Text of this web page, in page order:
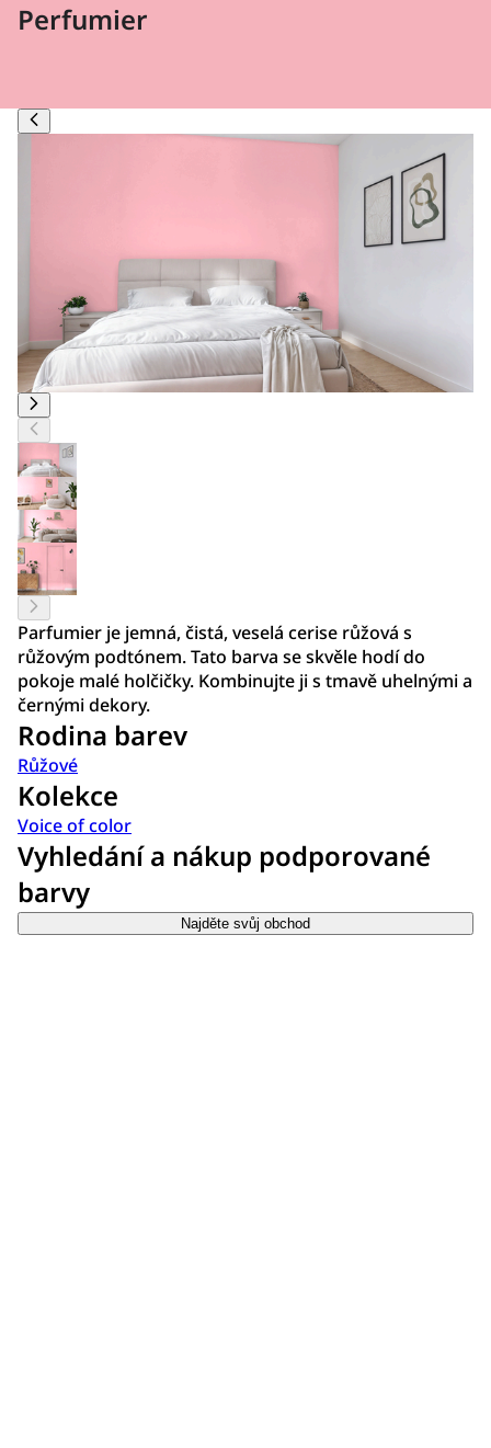
Perfumier
Parfumier je jemná, čistá, veselá cerise růžová s
růžovým podtónem. Tato barva se skvěle hodí do
pokoje malé holčičky. Kombinujte ji s tmavě uhelnými a
černými dekory.
Rodina barev
Růžové
Kolekce
Voice of color
Vyhledání a nákup podporované
barvy
Najděte svůj obchod